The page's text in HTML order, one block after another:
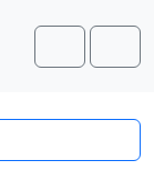
Search